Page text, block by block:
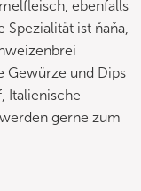
ebenfalls
Spezialität ist ňaňa,
Gewürze und Dips
Italienische
gerne zum